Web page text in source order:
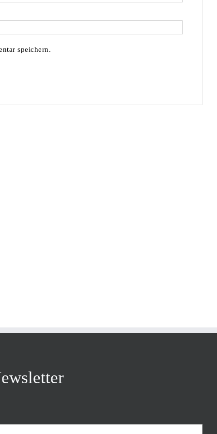
speichern.